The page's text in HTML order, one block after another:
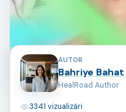
Contribuitorii paginii
AUTOR
Bahriye Bahat
HealRoad Author
Vizualizări
3341 vizualizări